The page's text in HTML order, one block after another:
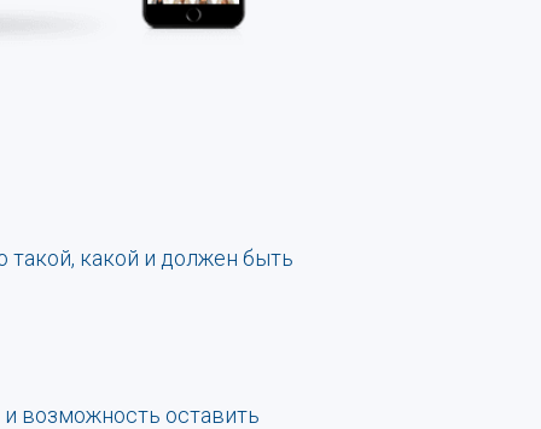
какой и должен быть
и возможность оставить